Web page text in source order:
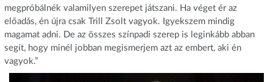
megpróbálnék valamilyen szerepet játszani. Ha véget ér az
előadás, én újra csak Trill Zsolt vagyok. Igyekszem mindig
magamat adni. De az összes színpadi szerep is leginkább abban
segít, hogy minél jobban megismerjem azt az embert, aki én
vagyok.”